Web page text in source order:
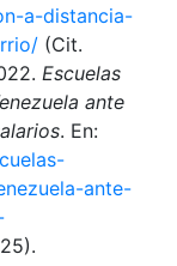
a-distancia-
(Cit.
Escuelas
ante
. En:
ante-